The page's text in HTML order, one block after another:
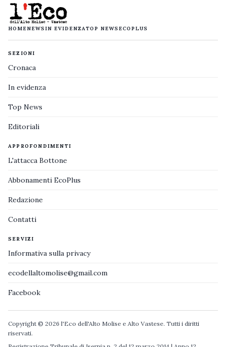
HOMENEWS IN EVIDENZATOP NEWS ECOPLUS
SEZIONI
Cronaca
In evidenza
Top News
Editoriali
APPROFONDIMENTI
L'attacca Bottone
Abbonamenti EcoPlus
Redazione
Contatti
SERVIZI
Informativa sulla privacy
ecodellaltomolise@gmail.com
Facebook
Copyright © 2026 l'Eco dell'Alto Molise e Alto Vastese. Tutti i diritti
riservati.